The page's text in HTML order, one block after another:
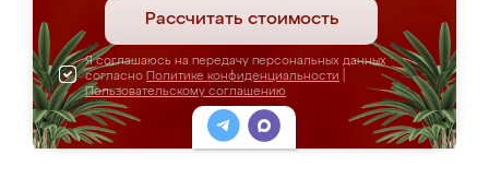
Рассчитать стоимость
Я соглашаюсь на передачу персональных данных
согласно Политике конфиденциальности
Пользовательскому соглашению